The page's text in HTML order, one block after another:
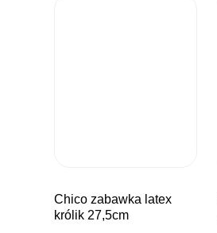
chico zabawka latex
królik 27,5cm